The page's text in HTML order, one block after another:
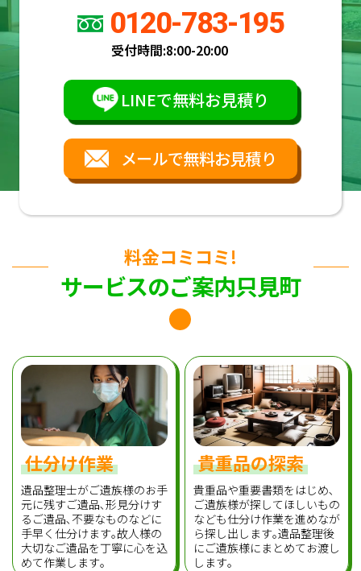
0120-783-195
受付時間:8:00-20:00
LINEで無料お見積り
メールで無料お見積り
料金コミコミ!
サービスのご案内只見町
仕分け作業
遺品整理士がご遺族様のお手
元に残すご遺品､形見分けす
るご遺品､不要なものなどに
手早く仕分けます｡故人様の
大切なご遺品を丁寧に心を込
めて作業します｡
貴重品の探索
貴重品や重要書類をはじめ､
ご遺族様が探してほしいもの
なども仕分け作業を進めなが
ら探し出します｡遺品整理後
にご遺族様にまとめてお渡し
します｡